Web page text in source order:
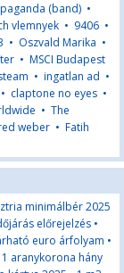
(band) •
vlemnyek • 9406 •
• Oszvald Marika •
• MSCI Budapest
• ingatlan ad •
• claptone no eyes •
• The
weber • Fatih
minimálbér 2025
előrejelzés •
euro árfolyam •
1 aranykorona hány